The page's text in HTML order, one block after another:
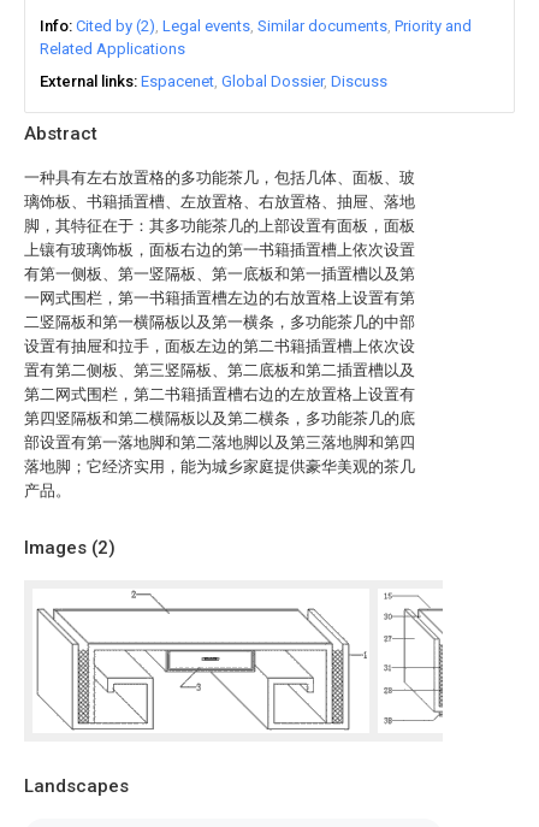
Abstract
一种具有左右放置格的多功能茶几，包括几体、面板、玻
璃饰板、书籍插置槽、左放置格、右放置格、抽屉、落地
脚，其特征在于：其多功能茶几的上部设置有面板，面板
上镶有玻璃饰板，面板右边的第一书籍插置槽上依次设置
有第一侧板、第一竖隔板、第一底板和第一插置槽以及第
一网式围栏，第一书籍插置槽左边的右放置格上设置有第
二竖隔板和第一横隔板以及第一横条，多功能茶几的中部
设置有抽屉和拉手，面板左边的第二书籍插置槽上依次设
置有第二侧板、第三竖隔板、第二底板和第二插置槽以及
第二网式围栏，第二书籍插置槽右边的左放置格上设置有
第四竖隔板和第二横隔板以及第二横条，多功能茶几的底
部设置有第一落地脚和第二落地脚以及第三落地脚和第四
落地脚；它经济实用，能为城乡家庭提供豪华美观的茶几
产品。
Images (2)
Landscapes
Info Cited by (2) Legal events Similar documents Priority and
Related Applications
External links Espacenet Global Dossier Discuss